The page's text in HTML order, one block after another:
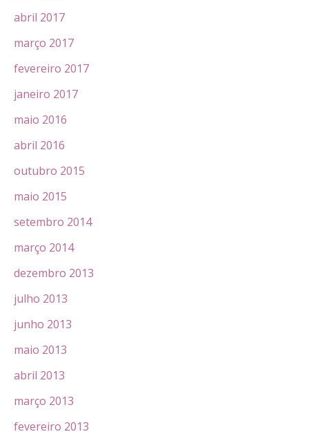
abril 2017
março 2017
fevereiro 2017
janeiro 2017
maio 2016
abril 2016
outubro 2015
maio 2015
setembro 2014
março 2014
dezembro 2013
julho 2013
junho 2013
maio 2013
abril 2013
março 2013
fevereiro 2013